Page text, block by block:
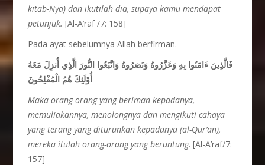
kitab-Nya) dan ikutilah dia, supaya kamu mendapat
petunjuk. [Al-A’raf /7: 158]
Pada ayat sebelumnya Allah berfirman.
فَالَّذِينَ ءَامَنُوا بِهِ وَعَزَّرُوهُ وَنَصَرُوهُ وَاتَّبَعُوا النُّورَ الَّذِي أُنزِلَ مَعَهُ
أُوْلَئِكَ هُمُ الْمُفْلِحُونَ
Maka orang-orang yang beriman kepadanya,
memuliakannya, menolongnya dan mengikuti cahaya
yang terang yang diturunkan kepadanya (al-Qur’an),
mereka itulah orang-orang yang beruntung. [Al-A’raf/7:
157]